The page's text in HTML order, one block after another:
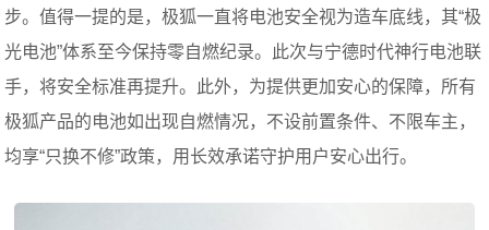
步。值得一提的是，极狐一直将电池安全视为造车底线，其“极
光电池”体系至今保持零自燃纪录。此次与宁德时代神行电池联
手，将安全标准再提升。此外，为提供更加安心的保障，所有
极狐产品的电池如出现自燃情况，不设前置条件、不限车主，
均享“只换不修”政策，用长效承诺守护用户安心出行。